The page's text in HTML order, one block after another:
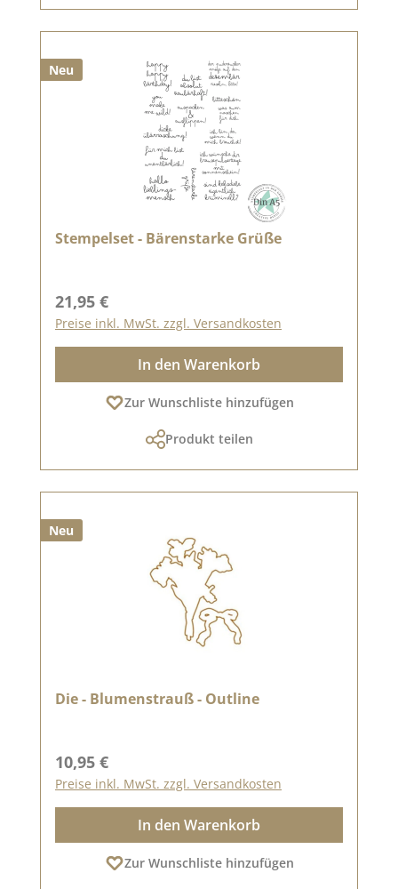
Neu
Stempelset - Bärenstarke Grüße
Regulärer Preis:
21,95 €
Preise inkl. MwSt. zzgl. Versandkosten
In den Warenkorb
Zur Wunschliste hinzufügen
Produkt teilen
Neu
Die - Blumenstrauß - Outline
Regulärer Preis:
10,95 €
Preise inkl. MwSt. zzgl. Versandkosten
In den Warenkorb
Zur Wunschliste hinzufügen